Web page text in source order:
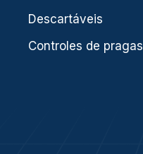
Descartáveis
Controles de pragas